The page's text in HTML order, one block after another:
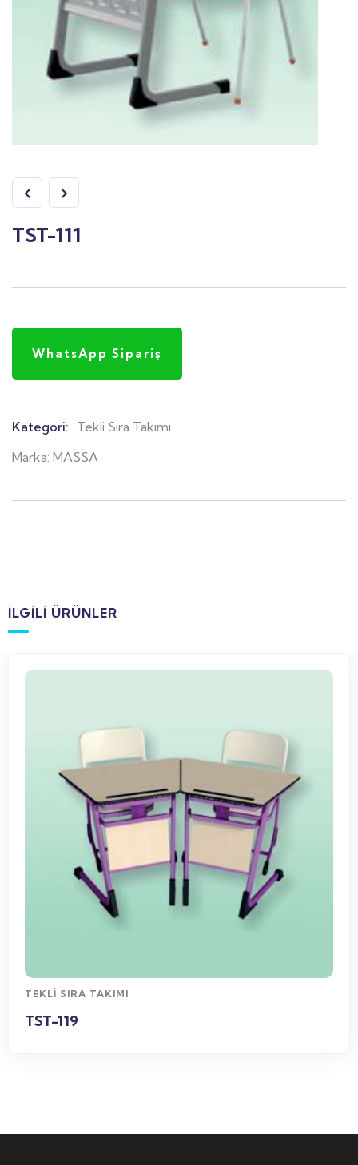
TST-111
WhatsApp Sipariş
Kategori: Tekli Sıra Takımı
Marka: MASSA
İLGILI ÜRÜNLER
TEKLI SIRA TAKIMI
TST-119